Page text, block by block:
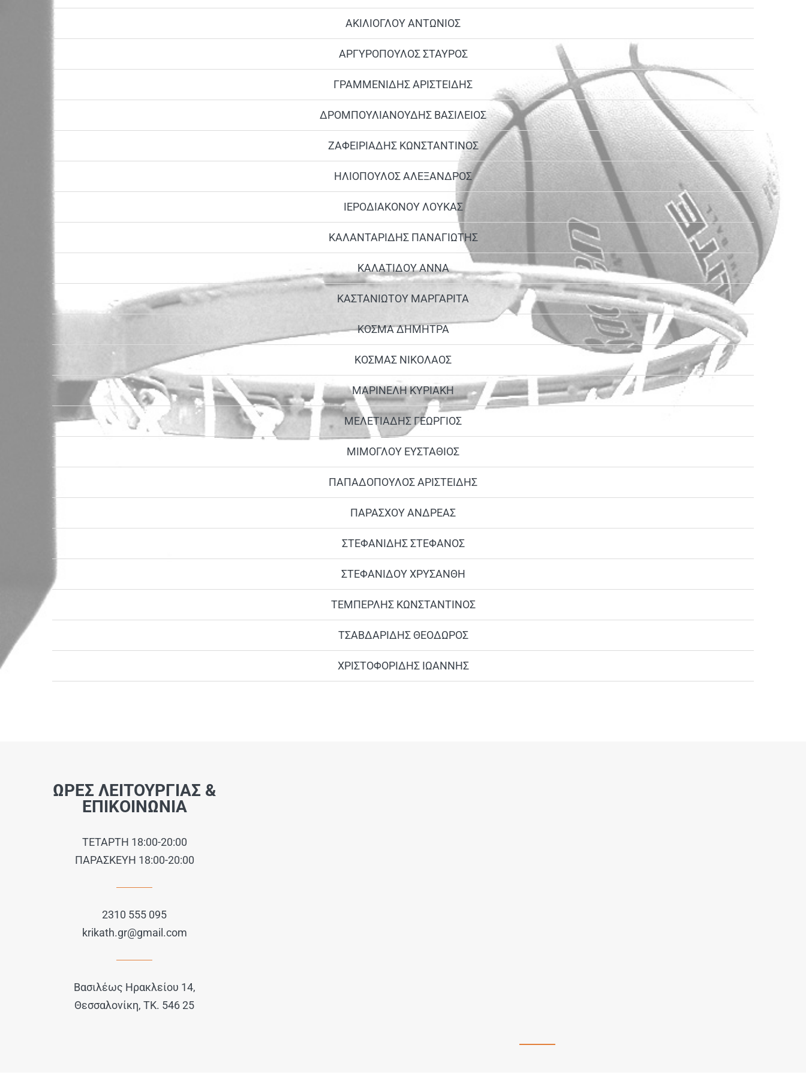
ΑΚΙΛΙΟΓΛΟΥ ΑΝΤΩΝΙΟΣ
ΑΡΓΥΡΟΠΟΥΛΟΣ ΣΤΑΥΡΟΣ
ΓΡΑΜΜΕΝΙΔΗΣ ΑΡΙΣΤΕΙΔΗΣ
ΔΡΟΜΠΟΥΛΙΑΝΟΥΔΗΣ ΒΑΣΙΛΕΙΟΣ
ΖΑΦΕΙΡΙΑΔΗΣ ΚΩΝΣΤΑΝΤΙΝΟΣ
ΗΛΙΟΠΟΥΛΟΣ ΑΛΕΞΑΝΔΡΟΣ
ΙΕΡΟΔΙΑΚΟΝΟΥ ΛΟΥΚΑΣ
ΚΑΛΑΝΤΑΡΙΔΗΣ ΠΑΝΑΓΙΩΤΗΣ
ΚΑΛΑΤΙΔΟΥ ΑΝΝΑ
ΚΑΣΤΑΝΙΩΤΟΥ ΜΑΡΓΑΡΙΤΑ
ΚΟΣΜΑ ΔΗΜΗΤΡΑ
ΚΟΣΜΑΣ ΝΙΚΟΛΑΟΣ
ΜΑΡΙΝΕΛΗ ΚΥΡΙΑΚΗ
ΜΕΛΕΤΙΑΔΗΣ ΓΕΩΡΓΙΟΣ
ΜΙΜΟΓΛΟΥ ΕΥΣΤΑΘΙΟΣ
ΠΑΠΑΔΟΠΟΥΛΟΣ ΑΡΙΣΤΕΙΔΗΣ
ΠΑΡΑΣΧΟΥ ΑΝΔΡΕΑΣ
ΣΤΕΦΑΝΙΔΗΣ ΣΤΕΦΑΝΟΣ
ΣΤΕΦΑΝΙΔΟΥ ΧΡΥΣΑΝΘΗ
ΤΕΜΠΕΡΛΗΣ ΚΩΝΣΤΑΝΤΙΝΟΣ
ΤΣΑΒΔΑΡΙΔΗΣ ΘΕΟΔΩΡΟΣ
ΧΡΙΣΤΟΦΟΡΙΔΗΣ ΙΩΑΝΝΗΣ
ΩΡΕΣ ΛΕΙΤΟΥΡΓΙΑΣ &
ΕΠΙΚΟΙΝΩΝΙΑ
ΤΕΤΑΡΤΗ 18:00-20:00
ΠΑΡΑΣΚΕΥΗ 18:00-20:00
2310 555 095
krikath.gr@gmail.com
Βασιλέως Ηρακλείου 14,
Θεσσαλονίκη, ΤΚ. 546 25